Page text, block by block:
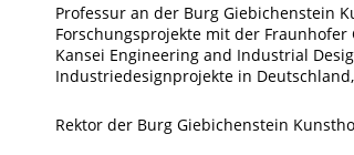
Professur an der Burg Giebichenstein
Forschungsprojekte mit der
Kansei Engineering and Industrial
Industriedesignprojekte in Deutschland,
Rektor der Burg Giebichenstein